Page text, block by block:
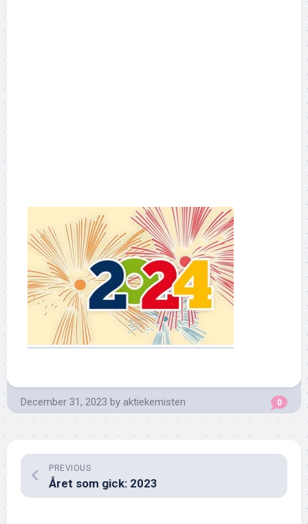
December 31, 2023 by aktiekemisten 0
PREVIOUS
Året som gick: 2023